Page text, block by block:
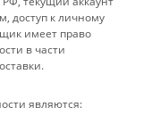
доступ к личному
имеет право
в части
являются: